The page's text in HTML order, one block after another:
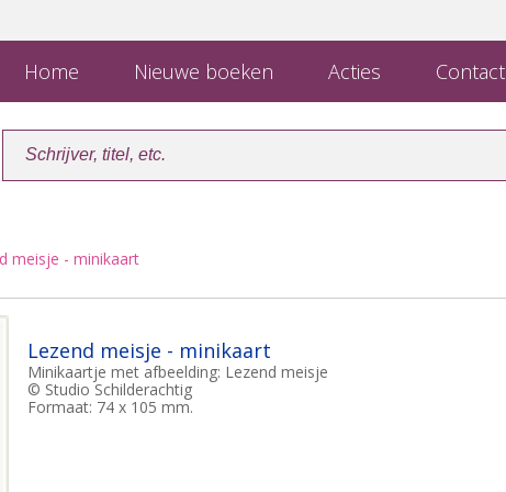
Home Nieuwe boeken Acties Contact
meisje - minikaart
Lezend meisje - minikaart
Minikaartje met afbeelding: Lezend meisje
© Studio Schilderachtig
Formaat: 74 x 105 mm.